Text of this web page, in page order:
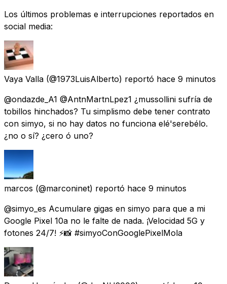
Los últimos problemas e interrupciones reportados en
social media:
Vaya Valla (@1973LuisAlberto) reportó hace 9 minutos
@ondazde_A1 @AntnMartnLpez1 ¿mussollini sufría de
tobillos hinchados? Tu simplismo debe tener contrato
con simyo, si no hay datos no funciona elé'serebélo.
¿no o sí? ¿cero ó uno?
marcos (@marconinet) reportó hace 9 minutos
@simyo_es Acumulare gigas en simyo para que a mi
Google Pixel 10a no le falte de nada. ¡Velocidad 5G y
fotones 24/7! ⚡📸 #simyoConGooglePixelMola